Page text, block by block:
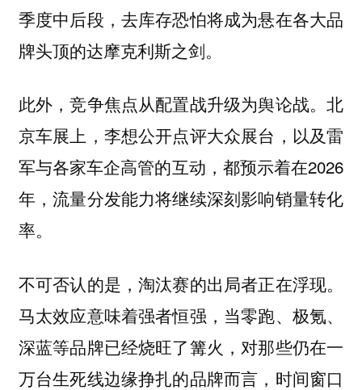
季度中后段，去库存恐怕将成为悬在各大品
牌头顶的达摩克利斯之剑。
此外，竞争焦点从配置战升级为舆论战。北
京车展上，李想公开点评大众展台，以及雷
军与各家车企高管的互动，都预示着在2026
年，流量分发能力将继续深刻影响销量转化
率。
不可否认的是，淘汰赛的出局者正在浮现。
马太效应意味着强者恒强，当零跑、极氪、
深蓝等品牌已经烧旺了篝火，对那些仍在一
万台生死线边缘挣扎的品牌而言，时间窗口